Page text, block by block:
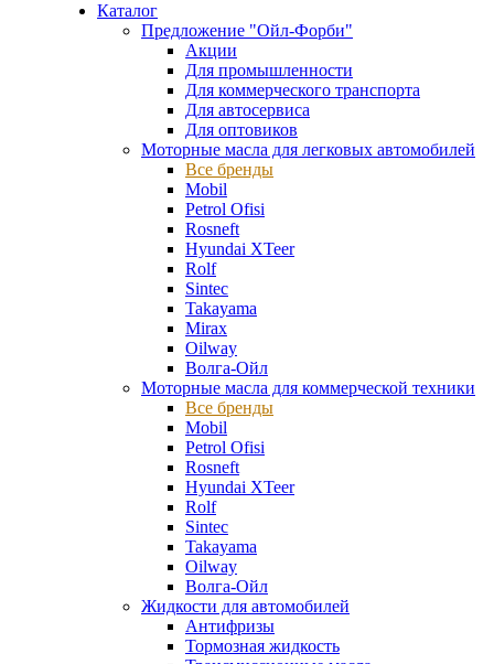
Каталог
Предложение "Ойл-Форби"
Акции
Для промышленности
Для коммерческого транспорта
Для автосервиса
Для оптовиков
Моторные масла для легковых автомобилей
Все бренды
Mobil
Petrol Ofisi
Rosneft
Hyundai XTeer
Rolf
Sintec
Takayama
Mirax
Oilway
Волга-Ойл
Моторные масла для коммерческой техники
Все бренды
Mobil
Petrol Ofisi
Rosneft
Hyundai XTeer
Rolf
Sintec
Takayama
Oilway
Волга-Ойл
Жидкости для автомобилей
Антифризы
Тормозная жидкость